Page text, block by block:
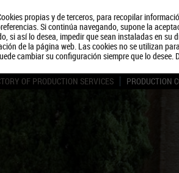
propias y de terceros, para recopilar
Si continúa navegando, supone la
si así lo desea, impedir que sean instaladas en
de la página web. Las cookies no se utilizan
cambiar su configuración siempre que lo desee.
OF PRODUCTION SERVICES PRODUCTION